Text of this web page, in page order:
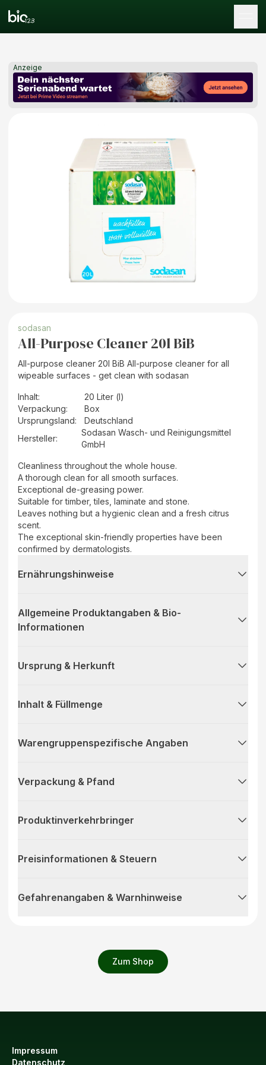
Anzeige
Zum Shop
sodasan
All-Purpose Cleaner 20l BiB
All-purpose cleaner 20l BiB All-purpose cleaner for all
wipeable surfaces - get clean with sodasan
Inhalt:
20 Liter (l)
Verpackung:
Box
Ursprungsland:
Deutschland
Hersteller:
Sodasan Wasch- und Reinigungsmittel
GmbH
Cleanliness throughout the whole house.
A thorough clean for all smooth surfaces.
Exceptional de-greasing power.
Suitable for timber, tiles, laminate and stone.
Leaves nothing but a hygienic clean and a fresh citrus
scent.
The exceptional skin-friendly properties have been
confirmed by dermatologists.
Ernährungshinweise
Allgemeine Produktangaben & Bio-
Informationen
Ursprung & Herkunft
Inhalt & Füllmenge
Warengruppenspezifische Angaben
Verpackung & Pfand
Produktinverkehrbringer
Preisinformationen & Steuern
Gefahrenangaben & Warnhinweise
Impressum
Datenschutz